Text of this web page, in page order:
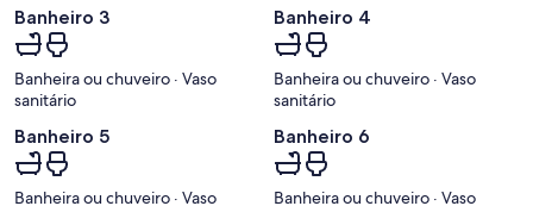
Banheiro 3
Banheira ou chuveiro · Vaso
sanitário
Banheiro 4
Banheira ou chuveiro · Vaso
sanitário
Banheiro 5
Banheira ou chuveiro · Vaso
Banheiro 6
Banheira ou chuveiro · Vaso